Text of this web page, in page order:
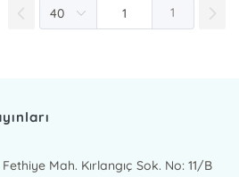
1
Mah. Kırlangıç Sok. No: 11/B